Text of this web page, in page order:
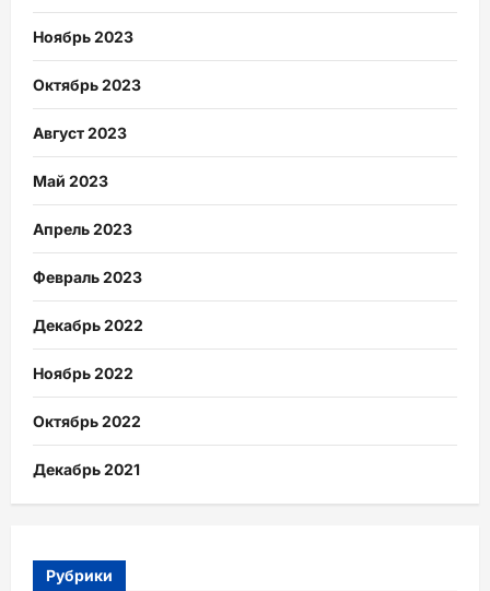
Ноябрь 2023
Октябрь 2023
Август 2023
Май 2023
Апрель 2023
Февраль 2023
Декабрь 2022
Ноябрь 2022
Октябрь 2022
Декабрь 2021
Рубрики